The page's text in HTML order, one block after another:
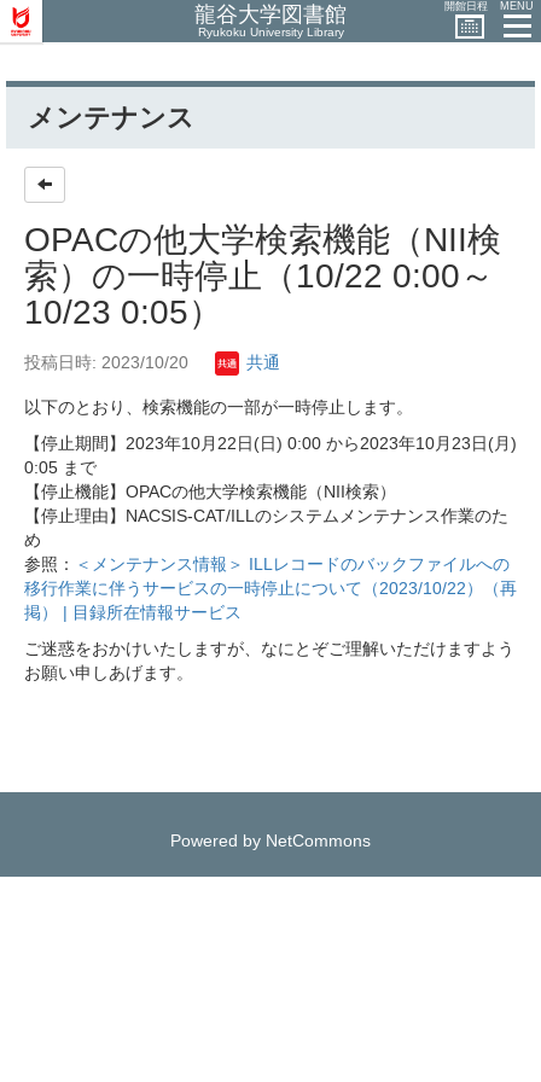
龍谷大学図書館
Ryukoku University Library
開館日程 MENU
メンテナンス
OPACの他大学検索機能（NII検
索）の一時停止（10/22 0:00～
10/23 0:05）
投稿日時: 2023/10/20 共通
以下のとおり、検索機能の一部が一時停止します。
【停止期間】2023年10月22日(日) 0:00 から2023年10月23日(月)
0:05 まで
【停止機能】OPACの他大学検索機能（NII検索）
【停止理由】NACSIS-CAT/ILLのシステムメンテナンス作業のた
め
参照： ＜メンテナンス情報＞ ILLレコードのバックファイルへの
移行作業に伴うサービスの一時停止について（2023/10/22）（再
掲） | 目録所在情報サービス
ご迷惑をおかけいたしますが、なにとぞご理解いただけますよう
お願い申しあげます。
Powered by NetCommons